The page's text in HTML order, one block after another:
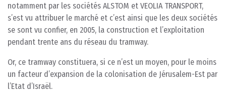
notamment par les sociétés ALSTOM et VEOLIA TRANSPORT,
s’est vu attribuer le marché et c’est ainsi que les deux sociétés
se sont vu confier, en 2005, la construction et l’exploitation
pendant trente ans du réseau du tramway.
Or, ce tramway constituera, si ce n’est un moyen, pour le moins
un facteur d’expansion de la colonisation de Jérusalem-Est par
l’Etat d’Israël.